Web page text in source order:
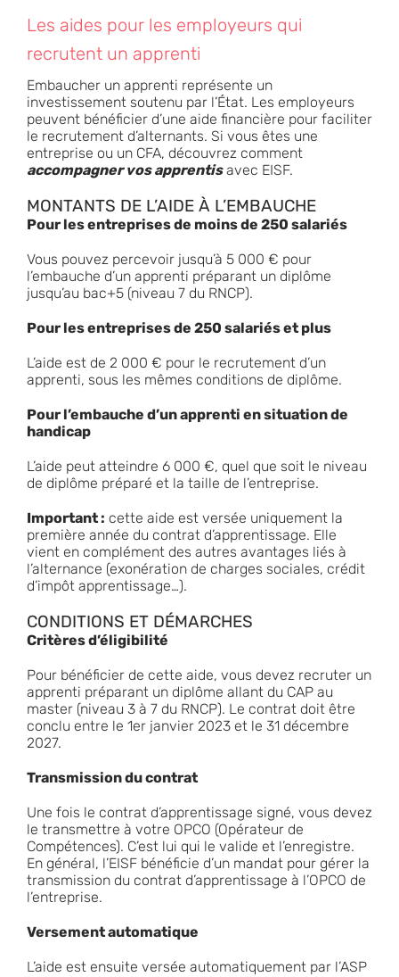
Les aides pour les employeurs qui
recrutent un apprenti
Embaucher un apprenti représente un
investissement soutenu par l’État. Les employeurs
peuvent bénéficier d’une aide financière pour faciliter
le recrutement d’alternants. Si vous êtes une
entreprise ou un CFA, découvrez comment
accompagner vos apprentisavec EISF.
MONTANTS DE L’AIDE À L’EMBAUCHE
Pour les entreprises de moins de 250 salariés
Vous pouvez percevoir jusqu’à 5 000 € pour
l’embauche d’un apprenti préparant un diplôme
jusqu’au bac+5 (niveau 7 du RNCP).
Pour les entreprises de 250 salariés et plus
L’aide est de 2 000 € pour le recrutement d’un
apprenti, sous les mêmes conditions de diplôme.
Pour l’embauche d’un apprenti en situation de
handicap
L’aide peut atteindre 6 000 €, quel que soit le niveau
de diplôme préparé et la taille de l’entreprise.
Important : cette aide est versée uniquement la
première année du contrat d’apprentissage. Elle
vient en complément des autres avantages liés à
l’alternance (exonération de charges sociales, crédit
d’impôt apprentissage…).
CONDITIONS ET DÉMARCHES
Critères d’éligibilité
Pour bénéficier de cette aide, vous devez recruter un
apprenti préparant un diplôme allant du CAP au
master (niveau 3 à 7 du RNCP). Le contrat doit être
conclu entre le 1er janvier 2023 et le 31 décembre
2027.
Transmission du contrat
Une fois le contrat d’apprentissage signé, vous devez
le transmettre à votre OPCO (Opérateur de
Compétences). C’est lui qui le valide et l’enregistre.
En général, l’EISF bénéficie d’un mandat pour gérer la
transmission du contrat d’apprentissage à l’OPCO de
l’entreprise.
Versement automatique
L’aide est ensuite versée automatiquement par l’ASP